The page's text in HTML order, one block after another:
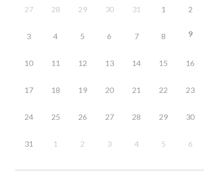
27 28 29 30 31 1 2
3 4 5 6 7 8 9
10 11 12 13 14 15 16
17 18 19 20 21 22 23
24 25 26 27 28 29 30
31 1 2 3 4 5 6